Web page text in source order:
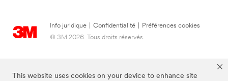
This website uses cookies on your device to enhance site
Info juridique Confidentialité
Préférences cookies
© 3M 2026. Tous droits réservés.